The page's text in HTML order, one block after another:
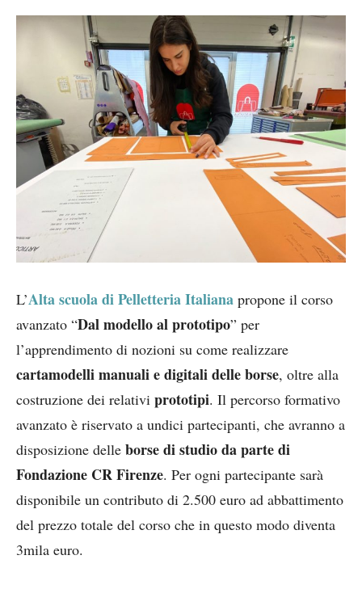
L’Alta scuola di Pelletteria Italiana propone il corso
avanzato “Dal modello al prototipo” per
l’apprendimento di nozioni su come realizzare
cartamodelli manuali e digitali delle borse, oltre alla
costruzione dei relativi prototipi. Il percorso formativo
avanzato è riservato a undici partecipanti, che avranno a
disposizione delle borse di studio da parte di
Fondazione CR Firenze. Per ogni partecipante sarà
disponibile un contributo di 2.500 euro ad abbattimento
del prezzo totale del corso che in questo modo diventa
3mila euro.